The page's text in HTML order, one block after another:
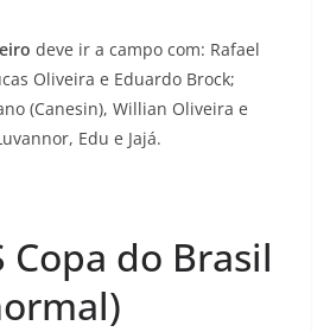
deve ir a campo com: Rafael
Oliveira e Eduardo Brock;
(Canesin), Willian Oliveira e
Edu e Jajá.
Copa do Brasil